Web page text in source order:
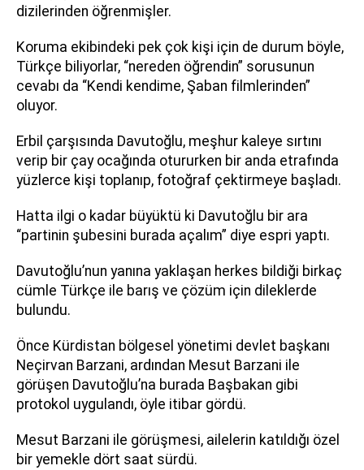
dizilerinden öğrenmişler.
Koruma ekibindeki pek çok kişi için de durum böyle,
Türkçe biliyorlar, “nereden öğrendin” sorusunun
cevabı da “Kendi kendime, Şaban filmlerinden”
oluyor.
Erbil çarşısında Davutoğlu, meşhur kaleye sırtını
verip bir çay ocağında otururken bir anda etrafında
yüzlerce kişi toplanıp, fotoğraf çektirmeye başladı.
Hatta ilgi o kadar büyüktü ki Davutoğlu bir ara
“partinin şubesini burada açalım” diye espri yaptı.
Davutoğlu’nun yanına yaklaşan herkes bildiği birkaç
cümle Türkçe ile barış ve çözüm için dileklerde
bulundu.
Önce Kürdistan bölgesel yönetimi devlet başkanı
Neçirvan Barzani, ardından Mesut Barzani ile
görüşen Davutoğlu’na burada Başbakan gibi
protokol uygulandı, öyle itibar gördü.
Mesut Barzani ile görüşmesi, ailelerin katıldığı özel
bir yemekle dört saat sürdü.